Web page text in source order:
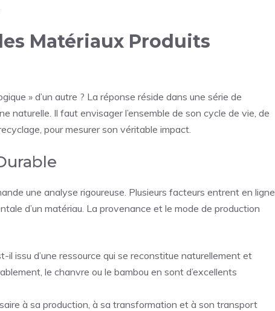
Matériaux Produits
» d’un autre ? La réponse réside dans une série de
naturelle. Il faut envisager l’ensemble de son cycle de vie, de
pour mesurer son véritable impact.
une analyse rigoureuse. Plusieurs facteurs entrent en ligne
d’un matériau. La provenance et le mode de production
il issu d’une ressource qui se reconstitue naturellement et
le chanvre ou le bambou en sont d’excellents
à sa production, à sa transformation et à son transport